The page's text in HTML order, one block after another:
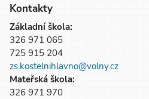
Kontakty
Základní škola:
326 971 065
725 915 204
zs.kostelnihlavno@volny.cz
Mateřská škola:
326 971 970